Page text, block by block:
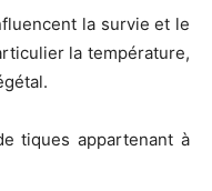
la survie et le
la température,
tiques appartenant à